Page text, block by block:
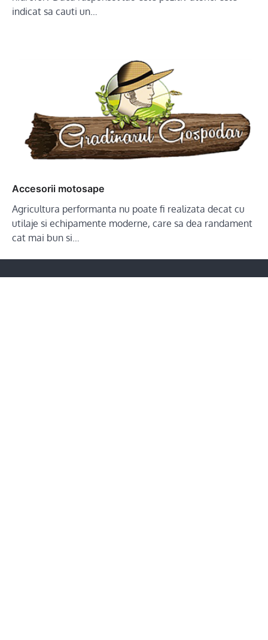
indicat sa cauti un…
Accesorii motosape
Agricultura performanta nu poate fi realizata decat cu
utilaje si echipamente moderne, care sa dea randament
cat mai bun si…